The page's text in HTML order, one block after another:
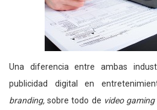
Una diferencia entre ambas
publicidad digital en
branding,sobre todo de video gaming